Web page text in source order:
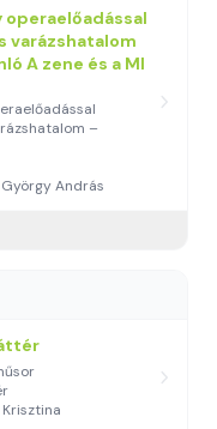
operaelőadással
varázshatalom
A zene és a MI
–
András